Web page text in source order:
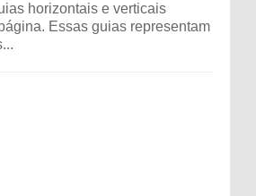
horizontais e verticais
Essas guias representam